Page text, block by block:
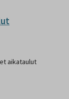
aikataulut